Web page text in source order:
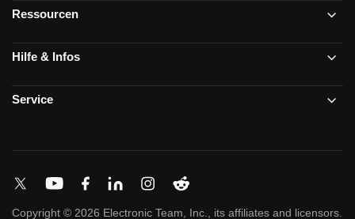
Ressourcen
Hilfe & Infos
Service
Copyright © 2026 Electronic Team, Inc., its affiliates and licensors.